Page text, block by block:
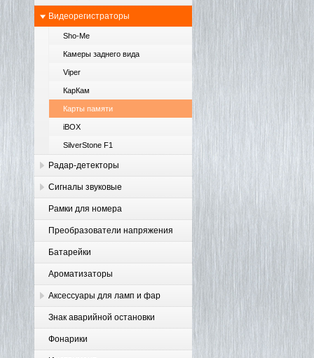
Видеорегистраторы
Sho-Me
Камеры заднего вида
Viper
КарКам
Карты памяти
iBOX
SilverStone F1
Радар-детекторы
Сигналы звуковые
Рамки для номера
Преобразователи напряжения
Батарейки
Ароматизаторы
Аксессуары для ламп и фар
Знак аварийной остановки
Фонарики